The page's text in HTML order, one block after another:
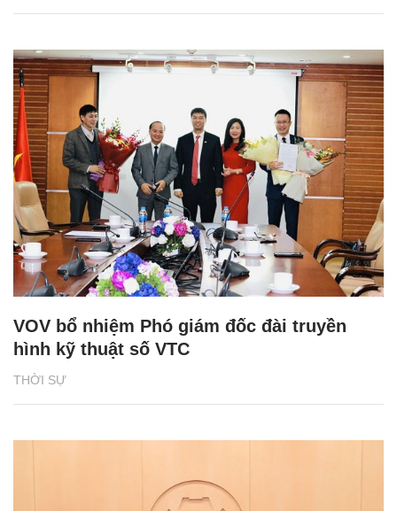
THỜI SỰ
VOV bổ nhiệm Phó giám đốc đài truyền
hình kỹ thuật số VTC